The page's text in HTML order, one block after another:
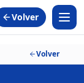
Volver
Volver